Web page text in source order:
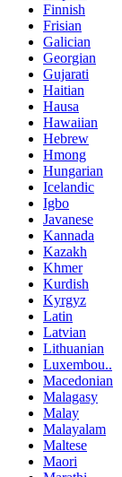
Finnish
Frisian
Galician
Georgian
Gujarati
Haitian
Hausa
Hawaiian
Hebrew
Hmong
Hungarian
Icelandic
Igbo
Javanese
Kannada
Kazakh
Khmer
Kurdish
Kyrgyz
Latin
Latvian
Lithuanian
Luxembou..
Macedonian
Malagasy
Malay
Malayalam
Maltese
Maori